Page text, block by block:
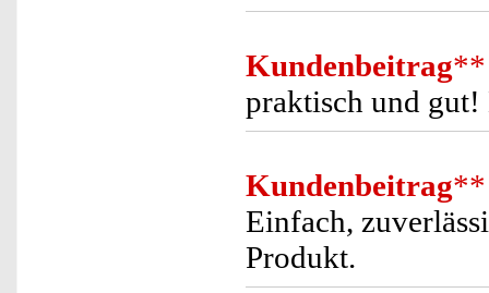
Kundenbeitrag**
praktisch und
Kundenbeitrag**
Einfach,
Produkt.